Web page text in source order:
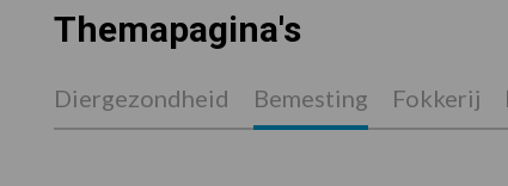
Themapagina's
Diergezondheid Bemesting Fokkerij